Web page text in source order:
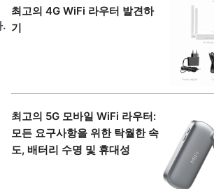
.
최고의 4G WiFi 라우터 발견하
기
최고의 5G 모바일 WiFi 라우터:
모든 요구사항을 위한 탁월한 속
도, 배터리 수명 및 휴대성